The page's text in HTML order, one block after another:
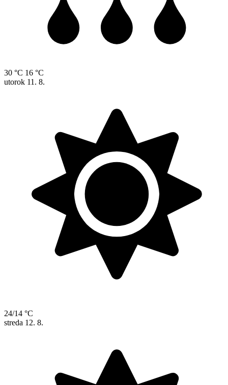
30 °C 16 °C
utorok 11. 8.
24/14 °C
streda 12. 8.